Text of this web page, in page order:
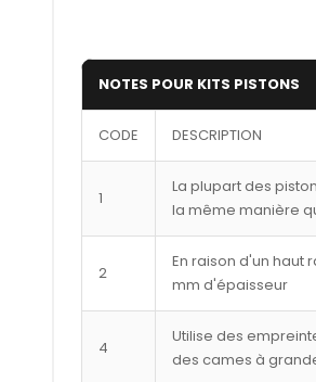
NOTES POUR KITS PISTONS
CODE DESCRIPTION
1
La plupart des
la même manière
2
En raison d'un haut
mm d'épaisseur
4
Utilise des
des cames à